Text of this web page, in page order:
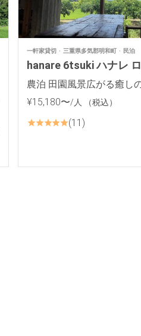
一軒家貸切 三重県多気郡明和町 民泊
hanare 6tsuki ハナレ
農泊 田園風景広がる癒し
¥15,180〜/人 （税込）
11